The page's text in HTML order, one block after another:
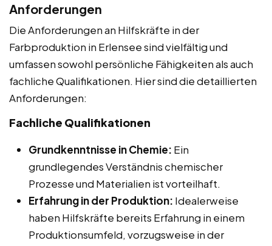
Anforderungen
Die Anforderungen an Hilfskräfte in der
Farbproduktion in Erlensee sind vielfältig und
umfassen sowohl persönliche Fähigkeiten als auch
fachliche Qualifikationen. Hier sind die detaillierten
Anforderungen:
Fachliche Qualifikationen
Grundkenntnisse in Chemie: Ein
grundlegendes Verständnis chemischer
Prozesse und Materialien ist vorteilhaft.
Erfahrung in der Produktion: Idealerweise
haben Hilfskräfte bereits Erfahrung in einem
Produktionsumfeld, vorzugsweise in der